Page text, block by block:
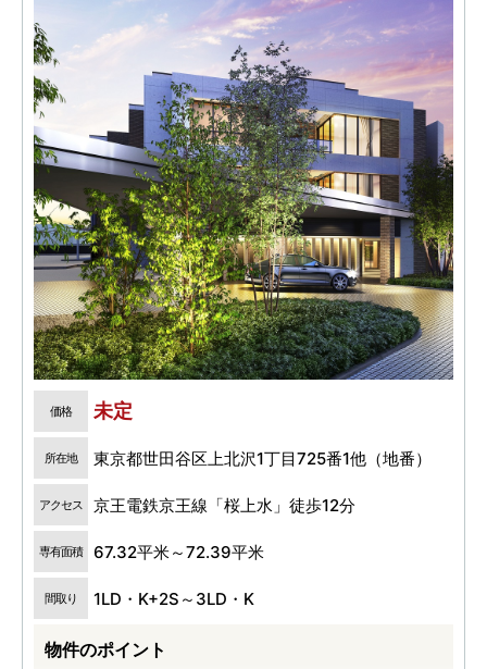
価格 未定
所在地 東京都世田谷区上北沢1丁目725番1他（地番）
アクセス 京王電鉄京王線「桜上水」徒歩12分
専有面積 67.32平米～72.39平米
間取り 1LD・K+2S～3LD・K
物件のポイント